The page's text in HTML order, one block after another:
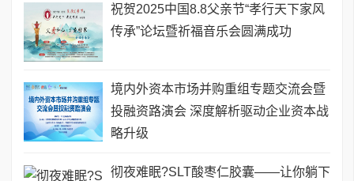
祝贺2025中国8.8父亲节“孝行天下家风
传承”论坛暨祈福音乐会圆满成功
境内外资本市场并购重组专题交流会暨
投融资路演会 深度解析驱动企业资本战
略升级
彻夜难眠?SLT酸枣仁胶囊——让你躺下